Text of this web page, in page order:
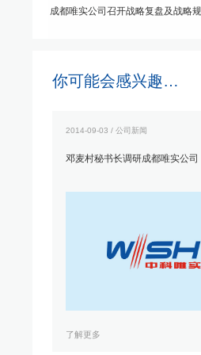
成都唯实公司召开战略复盘及战略
你可能会感兴趣…
2014-09-03 / 公司新闻
邓麦村秘书长调研成都唯实公司
了解更多